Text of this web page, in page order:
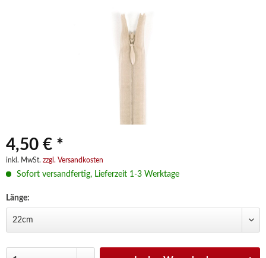
4,50 € *
inkl. MwSt. zzgl. Versandkosten
Sofort versandfertig, Lieferzeit 1-3 Werktage
Länge: